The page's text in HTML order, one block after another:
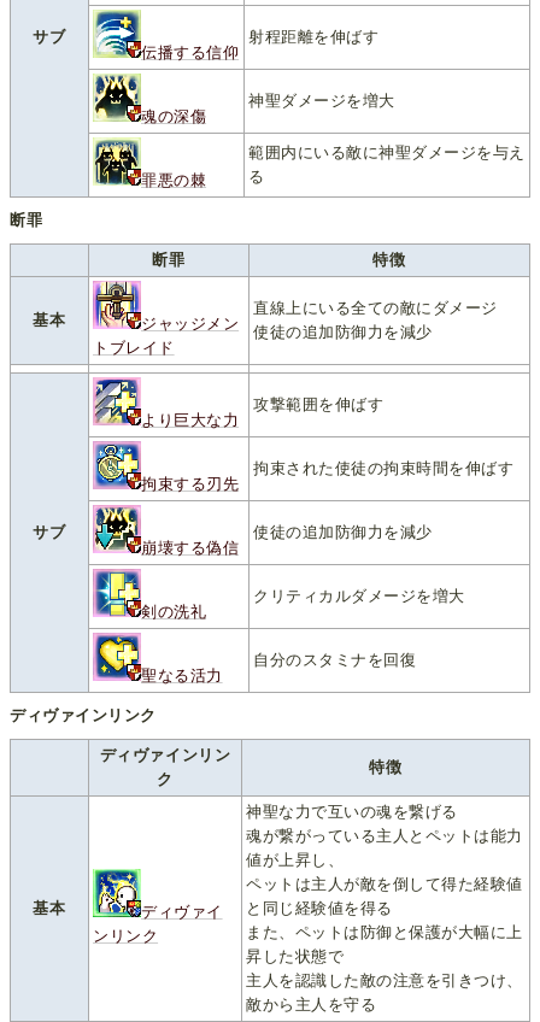
サブ
伝播する信仰
射程距離を伸ばす
魂の深傷
神聖ダメージを増大
罪悪の棘
範囲内にいる敵に神聖ダメージを与え
る
断罪
断罪 特徴
基本
ジャッジメン
トブレイド
直線上にいる全ての敵にダメージ
使徒の追加防御力を減少
サブ
より巨大な力
攻撃範囲を伸ばす
拘束する刃先
拘束された使徒の拘束時間を伸ばす
崩壊する偽信
使徒の追加防御力を減少
剣の洗礼
クリティカルダメージを増大
聖なる活力
自分のスタミナを回復
ディヴァインリンク
ディヴァインリン
ク
特徴
基本
ディヴァイ
ンリンク
神聖な力で互いの魂を繋げる
魂が繋がっている主人とペットは能力
値が上昇し、
ペットは主人が敵を倒して得た経験値
と同じ経験値を得る
また、ペットは防御と保護が大幅に上
昇した状態で
主人を認識した敵の注意を引きつけ、
敵から主人を守る